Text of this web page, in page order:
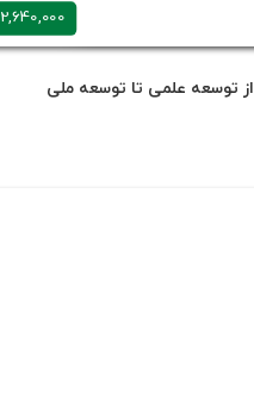
2,640,000
از توسعه علمی تا توسعه ملی